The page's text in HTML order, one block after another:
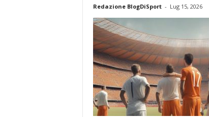
Redazione BlogDiSport - Lug 15, 2026